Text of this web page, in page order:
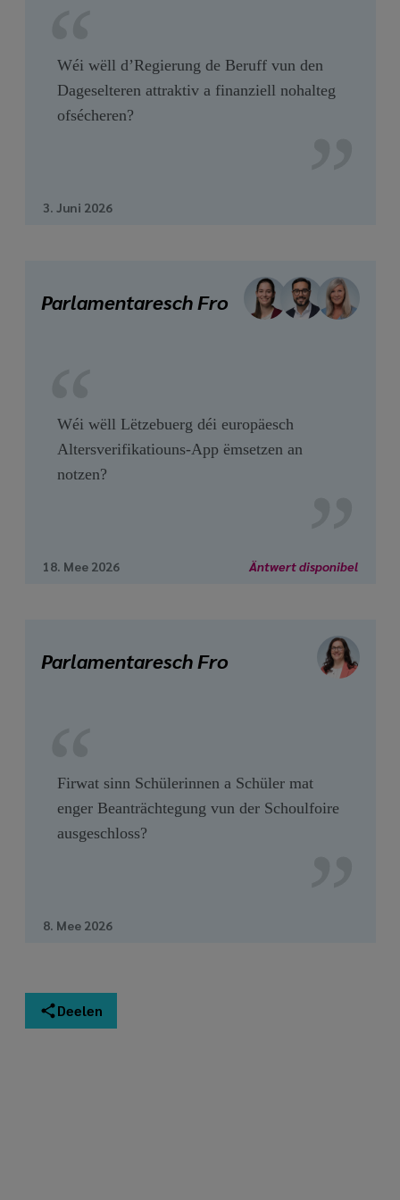
Wéi wëll d’Regierung de Beruff vun den
Dageselteren attraktiv a finanziell nohalteg
ofsécheren?
3. Juni 2026
Parlamentaresch Fro
Wéi wëll Lëtzebuerg déi europäesch
Altersverifikatiouns-App ëmsetzen an
notzen?
18. Mee 2026 Äntwert disponibel
Parlamentaresch Fro
Firwat sinn Schülerinnen a Schüler mat
enger Beanträchtegung vun der Schoulfoire
ausgeschloss?
8. Mee 2026
Deelen